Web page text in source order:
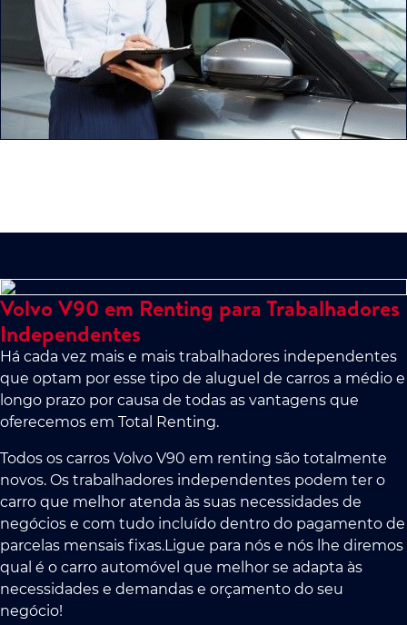
Volvo V90 em Renting para Trabalhadores
Independentes
Há cada vez mais e mais trabalhadores independentes
que optam por esse tipo de aluguel de carros a médio e
longo prazo por causa de todas as vantagens que
oferecemos em Total Renting.
Todos os carros Volvo V90 em renting são totalmente
novos. Os trabalhadores independentes podem ter o
carro que melhor atenda às suas necessidades de
negócios e com tudo incluído dentro do pagamento de
parcelas mensais fixas.Ligue para nós e nós lhe diremos
qual é o carro automóvel que melhor se adapta às
necessidades e demandas e orçamento do seu
negócio!